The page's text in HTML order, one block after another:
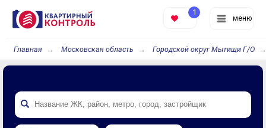
меню
1
Главная Московская область Городской округ Мытищи Г/О